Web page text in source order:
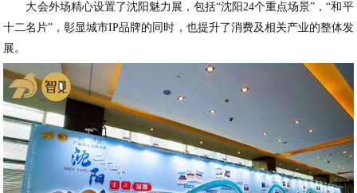
大会外场精心设置了沈阳魅力展，包括“沈阳24个重点场景”，“和平
十二名片”，彰显城市IP品牌的同时，也提升了消费及相关产业的整体发
展。